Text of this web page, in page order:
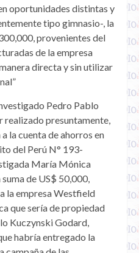
oportunidades distintas y
tipo gimnasio-, la
provenientes del
de la empresa
directa y sin utilizar
Pedro Pablo
realizado presuntamente,
la cuenta de ahorros en
del Perú N° 193-
María Mónica
de US$ 50,000,
la empresa Westfield
que sería de propiedad
Kuczynski Godard,
habría entregado la